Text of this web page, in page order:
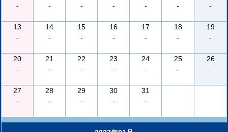
-
-
-
-
-
-
-
13
-
14
-
15
-
16
-
17
-
18
-
19
-
20
-
21
-
22
-
23
-
24
-
25
-
26
-
27
-
28
-
29
-
30
-
31
-